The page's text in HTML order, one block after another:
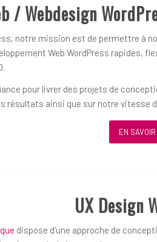
/ Webdesign
notre mission est de permettre à
Web WordPress rapides,
pour livrer des projets de
résultats ainsi que sur notre vitesse
EN
UX Design
dispose d’une approche de